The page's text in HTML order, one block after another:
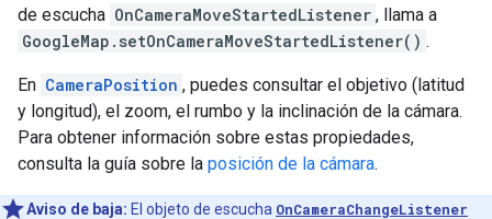
de escucha OnCameraMoveStartedListener , llama a
GoogleMap.setOnCameraMoveStartedListener() .
En CameraPosition , puedes consultar el objetivo (latitud
y longitud), el zoom, el rumbo y la inclinación de la cámara.
Para obtener información sobre estas propiedades,
consulta la guía sobre la posición de la cámara.
Aviso de baja: El objeto de escucha OnCameraChangeListener